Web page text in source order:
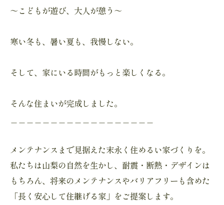
～こどもが遊び、大人が憩う～
寒い冬も、暑い夏も、我慢しない。
そして、家にいる時間がもっと楽しくなる。
そんな住まいが完成しました。
メンテナンスまで見据えた末永く住めるい家づくりを。
私たちは山梨の自然を生かし、耐震・断熱・デザインは
もちろん、将来のメンテナンスやバリアフリーも含めた
「長く安心して住継げる家」をご提案します。